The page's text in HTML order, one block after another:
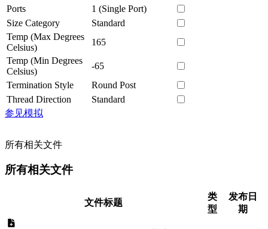
Ports
1 (Single Port)
Size Category
Standard
Temp (Max Degrees
Celsius)
165
Temp (Min Degrees
Celsius)
-65
Termination Style
Round Post
Thread Direction
Standard
参见模拟
所有相关文件
所有相关文件
文件标题
类
型
发布日
期